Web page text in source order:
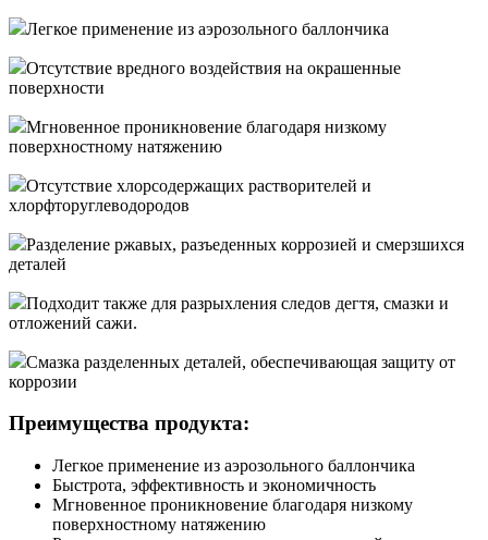
Легкое применение из аэрозольного баллончика
Отсутствие вредного воздействия на окрашенные
поверхности
Мгновенное проникновение благодаря низкому
поверхностному натяжению
Отсутствие хлорсодержащих растворителей и
хлорфторуглеводородов
Разделение ржавых, разъеденных коррозией и смерзшихся
деталей
Подходит также для разрыхления следов дегтя, смазки и
отложений сажи.
Смазка разделенных деталей, обеспечивающая защиту от
коррозии
Преимущества продукта:
Легкое применение из аэрозольного баллончика
Быстрота, эффективность и экономичность
Мгновенное проникновение благодаря низкому
поверхностному натяжению